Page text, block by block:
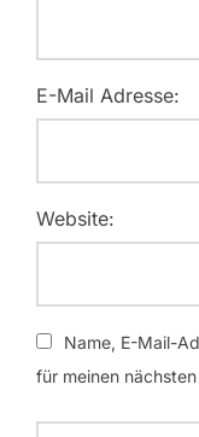
E-Mail Adresse:
Website:
Name, E-Mail-
für meinen